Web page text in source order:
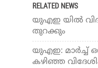
RELATED NEWS
യുഎഇ യിൽ
തുറക്കും
യുഎഇ: മാർച്ച്
കഴിഞ്ഞ